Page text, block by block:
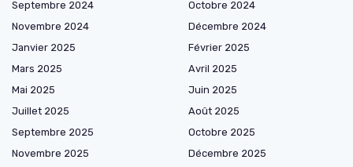
Septembre 2024
Octobre 2024
Novembre 2024
Décembre 2024
Janvier 2025
Février 2025
Mars 2025
Avril 2025
Mai 2025
Juin 2025
Juillet 2025
Août 2025
Septembre 2025
Octobre 2025
Novembre 2025
Décembre 2025